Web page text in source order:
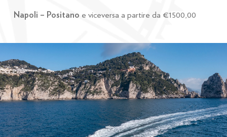
Napoli – Positano e viceversa a partire da €1500,00